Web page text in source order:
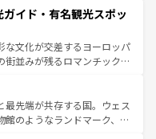
が異なるスペインはその個
い。
。華麗な宮殿、歴史的な大
かな自然が、訪れる者を心
スは美食の国としても知ら
無形文化遺産にも登録されて
彩な楽しみ方が可能だ。さ
力が溢れており、どの街角に
いる。パリ以外の個性あふ
イド・有名観光スポッ
な文化が交差するヨーロッパ
街並みが残るロマンチック街
ても飽きることがない。ベ
ルン州のアルプスの絶景、そ
といった風景は必見。ビール
最先端が共存する国。ウェス
館のようなランドマーク、歴